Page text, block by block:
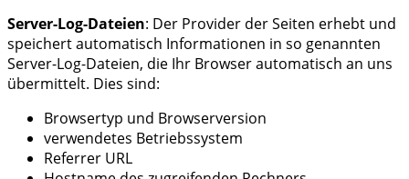
Server-Log-Dateien: Der Provider der Seiten erhebt und
speichert automatisch Informationen in so genannten
Server-Log-Dateien, die Ihr Browser automatisch an uns
übermittelt. Dies sind:
Browsertyp und Browserversion
verwendetes Betriebssystem
Referrer URL